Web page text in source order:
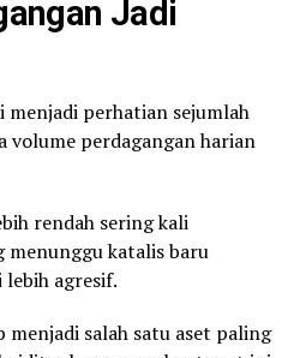
Jadi
menjadi perhatian sejumlah
volume perdagangan harian
rendah sering kali
menunggu katalis baru
lebih agresif.
menjadi salah satu aset paling